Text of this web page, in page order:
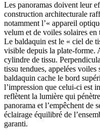
Les panoramas doivent leur
construction architecturale
notamment l’« appareil
velum et de voiles solaires en
Le baldaquin est le « ciel de
visible depuis la plate-forme.
cylindre de tissu.
tissu tendues, appelées voiles
baldaquin cache le bord
l’impression que celui-ci est
reflètent la lumière qui
panorama et l’empêchent de
éclairage équilibré de
garanti.